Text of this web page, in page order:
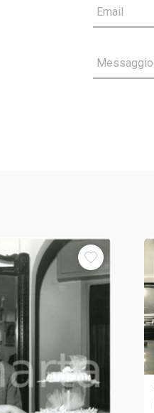
Email
Messaggio